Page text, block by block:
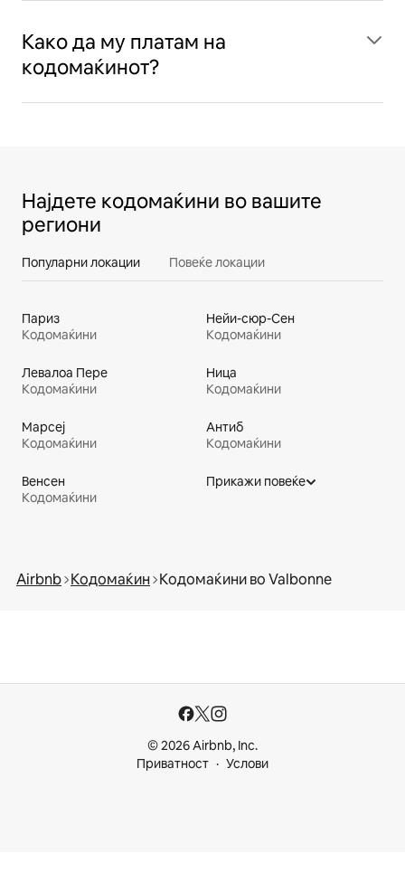
Како да му платам на
кодомаќинот?
Најдете кодомаќини во вашите
региони
Популарни локации Повеќе локации
Париз
Кодомаќини
Нейи-сюр-Сен
Кодомаќини
Левалоа Пере
Кодомаќини
Ница
Кодомаќини
Марсеј
Кодомаќини
Антиб
Кодомаќини
Венсен
Кодомаќини
Прикажи повеќе
Airbnb Кодомаќин Кодомаќини во Valbonne
© 2026 Airbnb, Inc.
Приватност
Услови